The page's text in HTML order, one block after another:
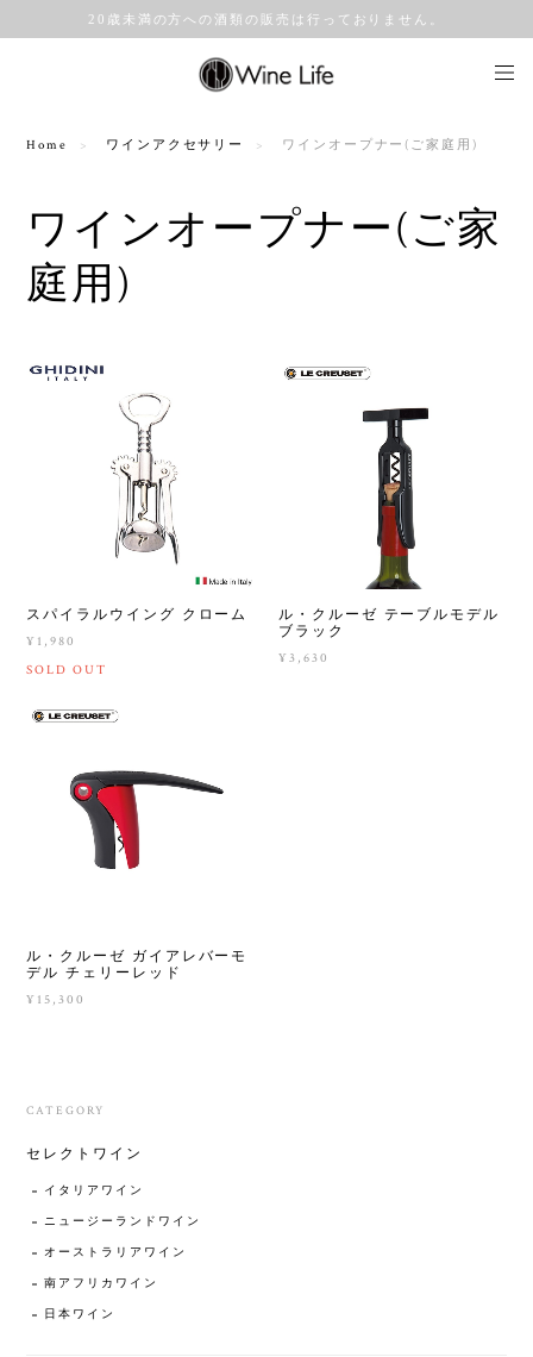
20歳未満の方への酒類の販売は行っておりません。
Home ワインアクセサリー ワインオープナー(ご家庭用)
ワインオープナー(ご家
庭用)
スパイラルウイング クローム
¥1,980
SOLD OUT
ル・クルーゼ テーブルモデル
ブラック
¥3,630
ル・クルーゼ ガイアレバーモ
デル チェリーレッド
¥15,300
CATEGORY
セレクトワイン
イタリアワイン
ニュージーランドワイン
オーストラリアワイン
南アフリカワイン
日本ワイン